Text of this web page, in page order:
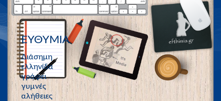
ΕΥΘΥΜΙΑ
Διάσημη
ελληνίδα
γράφει
γυμνές
αλήθειες